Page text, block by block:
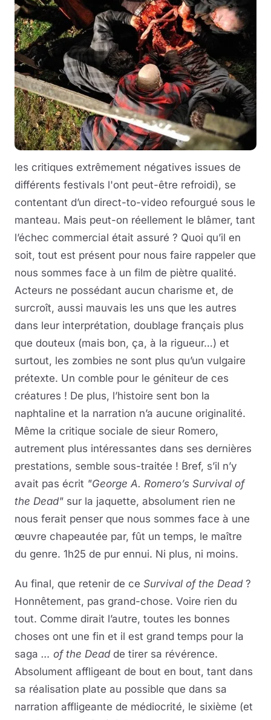
les critiques extrêmement négatives issues de
différents festivals l'ont peut-être refroidi), se
contentant d’un direct-to-video refourgué sous le
manteau. Mais peut-on réellement le blâmer, tant
l’échec commercial était assuré ? Quoi qu’il en
soit, tout est présent pour nous faire rappeler que
nous sommes face à un film de piètre qualité.
Acteurs ne possédant aucun charisme et, de
surcroît, aussi mauvais les uns que les autres
dans leur interprétation, doublage français plus
que douteux (mais bon, ça, à la rigueur…) et
surtout, les zombies ne sont plus qu’un vulgaire
prétexte. Un comble pour le géniteur de ces
créatures ! De plus, l’histoire sent bon la
naphtaline et la narration n’a aucune originalité.
Même la critique sociale de sieur Romero,
autrement plus intéressantes dans ses dernières
prestations, semble sous-traitée ! Bref, s’il n’y
avait pas écrit "George A. Romero’s Survival of
the Dead" sur la jaquette, absolument rien ne
nous ferait penser que nous sommes face à une
œuvre chapeautée par, fût un temps, le maître
du genre. 1h25 de pur ennui. Ni plus, ni moins.
Au final, que retenir de ce Survival of the Dead?
Honnêtement, pas grand-chose. Voire rien du
tout. Comme dirait l’autre, toutes les bonnes
choses ont une fin et il est grand temps pour la
saga … of the Deadde tirer sa révérence.
Absolument affligeant de bout en bout, tant dans
sa réalisation plate au possible que dans sa
narration affligeante de médiocrité, le sixième (et